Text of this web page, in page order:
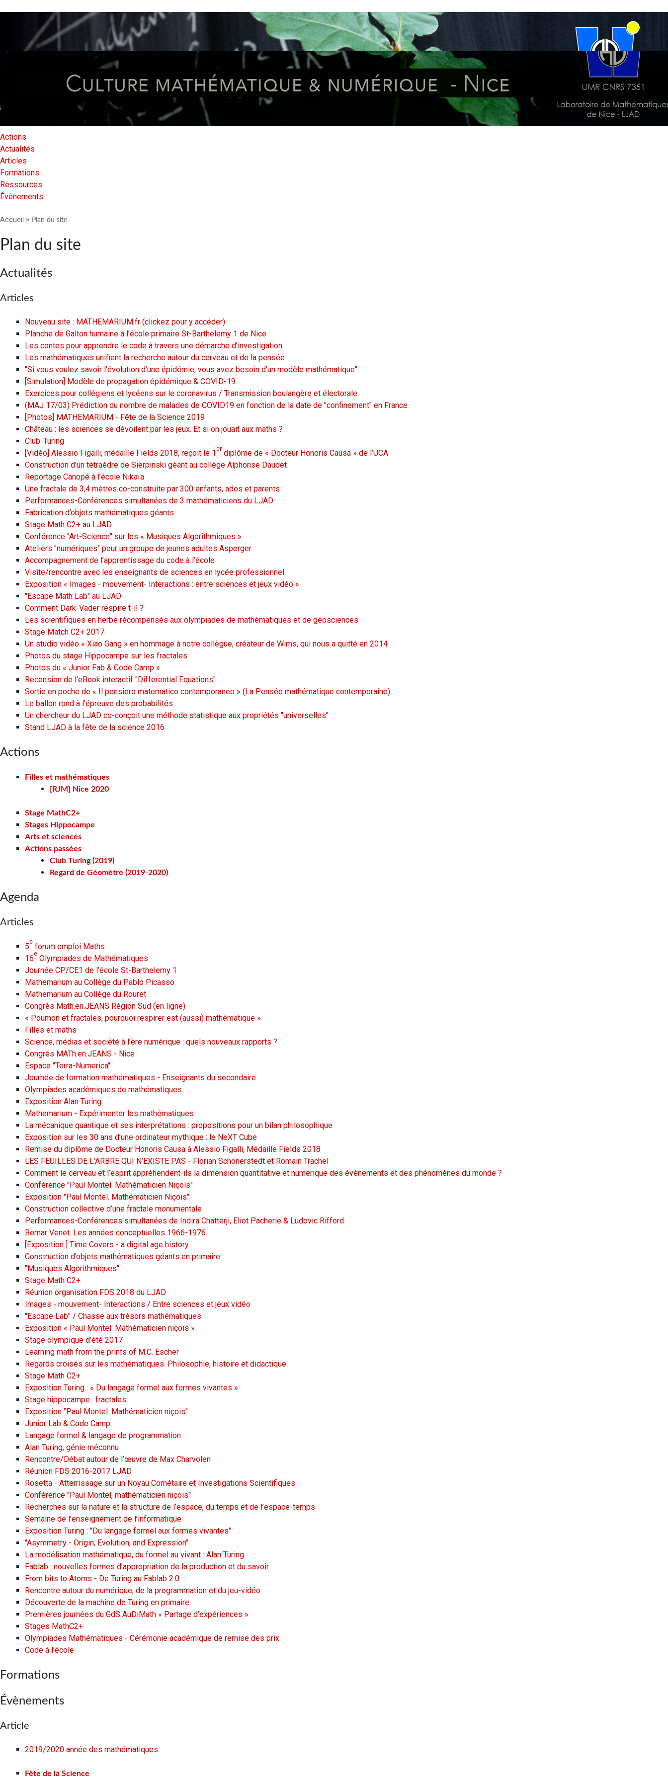
Actions
Actualités
Articles
Formations
Ressources
Évènements
Accueil > Plan du site
Plan du site
Actualités
Articles
Nouveau site : MATHEMARIUM.fr (clickez pour y accéder)
Planche de Galton humaine à l’école primaire St-Barthelemy 1 de Nice
Les contes pour apprendre le code à travers une démarche d’investigation
Les mathématiques unifient la recherche autour du cerveau et de la pensée
"Si vous voulez savoir l’évolution d’une épidémie, vous avez besoin d’un modèle mathématique"
[Simulation] Modèle de propagation épidémique & COVID-19
Exercices pour collégiens et lycéens sur le coronavirus / Transmission boulangère et électorale
(MAJ 17/03) Prédiction du nombre de malades de COVID19 en fonction de la date de "confinement" en France
[Photos] MATHEMARIUM - Fête de la Science 2019
Château : les sciences se dévoilent par les jeux. Et si on jouait aux maths ?
Club-Turing
[Vidéo] Alessio Figalli, médaille Fields 2018, reçoit le 1 er diplôme de « Docteur Honoris Causa » de l’UCA
Construction d’un tétraèdre de Sierpinski géant au collège Alphonse Daudet
Reportage Canopé à l’école Nikaïa
Une fractale de 3,4 mètres co-construite par 300 enfants, ados et parents
Performances-Conférences simultanées de 3 mathématiciens du LJAD
Fabrication d’objets mathématiques géants
Stage Math C2+ au LJAD
Conférence "Art-Science" sur les « Musiques Algorithmiques »
Ateliers "numériques" pour un groupe de jeunes adultes Asperger
Accompagnement de l’apprentissage du code à l’école
Visite/rencontre avec les enseignants de sciences en lycée professionnel
Exposition « Images - mouvement- Interactions : entre sciences et jeux vidéo »
"Escape Math Lab" au LJAD
Comment Dark-Vader respire t-il ?
Les scientifiques en herbe récompensés aux olympiades de mathématiques et de géosciences
Stage Match C2+ 2017
Un studio vidéo « Xiao Gang » en hommage à notre collègue, créateur de Wims, qui nous a quitté en 2014
Photos du stage Hippocampe sur les fractales
Photos du « Junior Fab & Code Camp »
Recension de l’eBook interactif "Differential Equations"
Sortie en poche de « Il pensiero matematico contemporaneo » (La Pensée mathématique contemporaine)
Le ballon rond à l’épreuve des probabilités
Un chercheur du LJAD co-conçoit une méthode statistique aux propriétés "universelles"
Stand LJAD à la fête de la science 2016
Actions
Filles et mathématiques
[RJM] Nice 2020
Stage MathC2+
Stages Hippocampe
Arts et sciences
Actions passées
Club Turing (2019)
Regard de Géomètre (2019-2020)
Agenda
Articles
5e forum emploi Maths
16e Olympiades de Mathématiques
Journée CP/CE1 de l’école St-Barthelemy 1
Mathemarium au Collège du Pablo Picasso
Mathemarium au Collège du Rouret
Congrès Math.en.JEANS Région Sud (en ligne)
« Poumon et fractales, pourquoi respirer est (aussi) mathématique »
Filles et maths
Science, médias et société à l’ère numérique : quels nouveaux rapports ?
Congrés MATh.en.JEANS - Nice
Espace "Terra-Numerica"
Journée de formation mathématiques - Enseignants du secondaire
Olympiades académiques de mathématiques
Exposition Alan Turing
Mathemarium - Expérimenter les mathématiques
La mécanique quantique et ses interprétations : propositions pour un bilan philosophique
Exposition sur les 30 ans d’une ordinateur mythique : le NeXT Cube
Remise du diplôme de Docteur Honoris Causa à Alessio Figalli, Médaille Fields 2018
LES FEUILLES DE L’ARBRE QUI N’EXISTE PAS - Florian Schönerstedt et Romain Trachel
Comment le cerveau et l’esprit appréhendent-ils la dimension quantitative et numérique des événements et des phénomènes du monde ?
Conférence "Paul Montel. Mathématicien Niçois"
Exposition "Paul Montel. Mathématicien Niçois"
Construction collective d’une fractale monumentale
Performances-Conférences simultanées de Indira Chatterji, Eliot Pacherie & Ludovic Rifford
Bernar Venet. Les années conceptuelles 1966-1976
[Exposition ] Time Covers - a digital age history
Construction d’objets mathématiques géants en primaire
"Musiques Algorithmiques"
Stage Math C2+
Réunion organisation FDS 2018 du LJAD
Images - mouvement- Interactions / Entre sciences et jeux vidéo
"Escape Lab" / Chasse aux trésors mathématiques
Exposition « Paul Montel. Mathématicien niçois »
Stage olympique d’été 2017
Learning math from the prints of M.C. Escher
Regards croisés sur les mathématiques. Philosophie, histoire et didactique
Stage Math C2+
Exposition Turing : « Du langage formel aux formes vivantes »
Stage hippocampe : fractales
Exposition "Paul Montel. Mathématicien niçois"
Junior Lab & Code Camp
Langage formel & langage de programmation
Alan Turing, génie méconnu
Rencontre/Débat autour de l’œuvre de Max Charvolen
Réunion FDS 2016-2017 LJAD
Rosetta - Atterrissage sur un Noyau Cométaire et Investigations Scientifiques
Conférence "Paul Montel, mathématicien niçois"
Recherches sur la nature et la structure de l’espace, du temps et de l’espace-temps
Semaine de l’enseignement de l’informatique
Exposition Turing : "Du langage formel aux formes vivantes"
"Asymmetry - Origin, Evolution, and Expression"
La modélisation mathématique, du formel au vivant : Alan Turing
Fablab : nouvelles formes d’appropriation de la production et du savoir
From bits to Atoms - De Turing au Fablab 2.0
Rencontre autour du numérique, de la programmation et du jeu-vidéo
Découverte de la machine de Turing en primaire
Premières journées du GdS AuDiMath « Partage d’expériences »
Stages MathC2+
Olympiades Mathématiques - Cérémonie académique de remise des prix
Code à l’école
Formations
Évènements
Article
2019/2020 année des mathématiques
Fête de la Science